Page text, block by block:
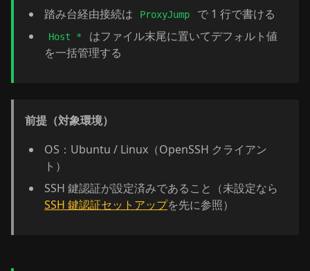
踏み台経由接続は
ProxyJump で 1 行で書ける
Host *
はファイル末尾に置いてデフォルト値
を一括管理する
前提（対象環境）
OS：Ubuntu / Linux（OpenSSH クライアン
ト）
SSH 鍵認証が設定済みであること（未設定なら
SSH 鍵認証セットアップを先に参照）